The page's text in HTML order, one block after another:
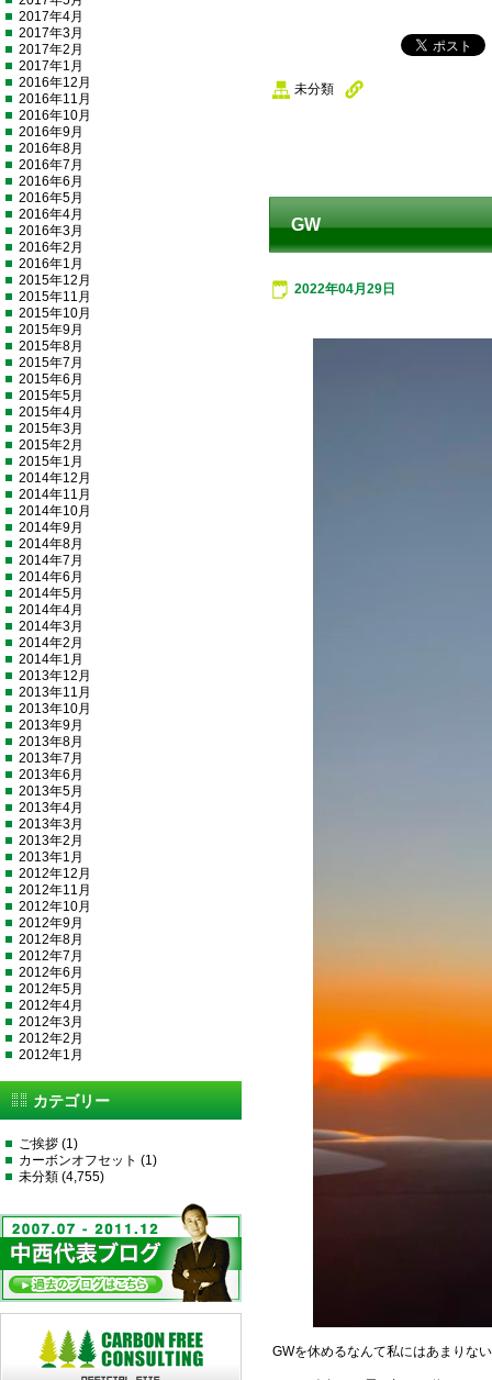
未分類
GW
2022年04月29日
GWを休めるなんて私にはあまりな
2017年4月
2017年3月
2017年2月
2017年1月
2016年12月
2016年11月
2016年10月
2016年9月
2016年8月
2016年7月
2016年6月
2016年5月
2016年4月
2016年3月
2016年2月
2016年1月
2015年12月
2015年11月
2015年10月
2015年9月
2015年8月
2015年7月
2015年6月
2015年5月
2015年4月
2015年3月
2015年2月
2015年1月
2014年12月
2014年11月
2014年10月
2014年9月
2014年8月
2014年7月
2014年6月
2014年5月
2014年4月
2014年3月
2014年2月
2014年1月
2013年12月
2013年11月
2013年10月
2013年9月
2013年8月
2013年7月
2013年6月
2013年5月
2013年4月
2013年3月
2013年2月
2013年1月
2012年12月
2012年11月
2012年10月
2012年9月
2012年8月
2012年7月
2012年6月
2012年5月
2012年4月
2012年3月
2012年2月
2012年1月
カテゴリー
ご挨拶 (1)
カーボンオフセット (1)
未分類 (4,755)